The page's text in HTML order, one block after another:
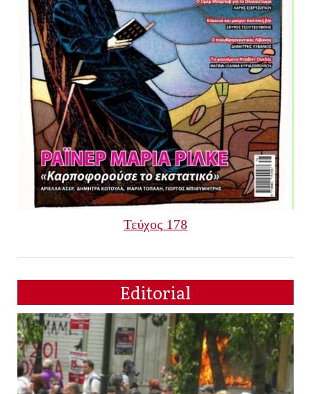
Τεύχος 178
Editorial